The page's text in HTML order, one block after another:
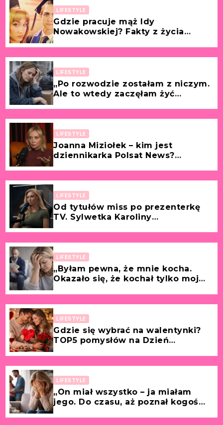
LIFESTYLE
Gdzie pracuje mąż Idy
Nowakowskiej? Fakty z życia
LIFESTYLE
„Po rozwodzie zostałam z niczym.
Ale to wtedy zaczęłam żyć
LIFESTYLE
Joanna Miziołek – kim jest
dziennikarka Polsat News?
LIFESTYLE
Od tytułów miss po prezenterkę
TV. Sylwetka Karoliny
LIFESTYLE
„Byłam pewna, że mnie kocha.
Okazało się, że kochał tylko moje
LIFESTYLE
Gdzie się wybrać na walentynki?
TOP5 pomysłów na Dzień
LIFESTYLE
„On miał wszystko – ja miałam
jego. Do czasu, aż poznał kogoś